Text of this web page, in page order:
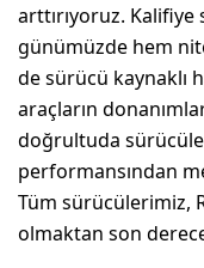
arttırıyoruz.
günümüzde hem
de sürücü kaynaklı
araçların
doğrultuda
performansından
Tüm sürücülerimiz,
olmaktan son